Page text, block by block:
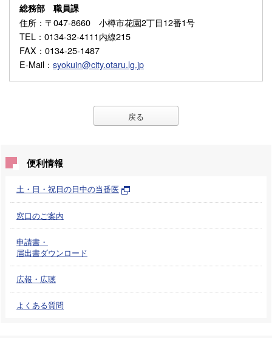
総務部 職員課
住所 ：〒047-8660 小樽市花園2丁目12番1号
TEL ：0134-32-4111内線215
FAX ：0134-25-1487
E-Mail ： syokuin@city.otaru.lg.jp
戻る
便利情報
土・日・祝日の日中の当番医
窓口のご案内
申請書・
届出書ダウンロード
広報・広聴
よくある質問